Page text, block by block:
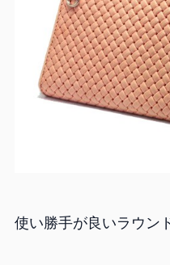
使い勝手が良いラウン